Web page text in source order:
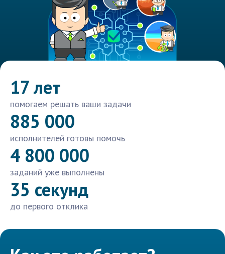
17 лет
помогаем решать ваши задачи
885 000
исполнителей готовы помочь
4 800 000
заданий уже выполнены
35 секунд
до первого отклика